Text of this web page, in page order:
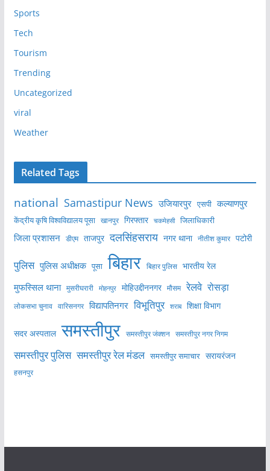
Sports
Tech
Tourism
Trending
Uncategorized
viral
Weather
Related Tags
national Samastipur News उजियारपुर एसपी कल्याणपुर
केंद्रीय कृषि विश्वविद्यालय पूसा खानपुर गिरफ्तार चकमेहसी जिलाधिकारी
जिला प्रशासन डीएम ताजपुर दलसिंहसराय नगर थाना नीतीश कुमार पटोरी
पुलिस पुलिस अधीक्षक पूसा बिहार बिहार पुलिस भारतीय रेल
मुफस्सिल थाना मुसरीघरारी मोहनपुर मोहिउद्दीननगर मौसम रेलवे रोसड़ा
लोकसभा चुनाव वारिसनगर विद्यापतिनगर विभूतिपुर शराब शिक्षा विभाग
सदर अस्पताल समस्तीपुर समस्तीपुर जंक्शन समस्तीपुर नगर निगम
समस्तीपुर पुलिस समस्तीपुर रेल मंडल समस्तीपुर समाचार सरायरंजन
हसनपुर